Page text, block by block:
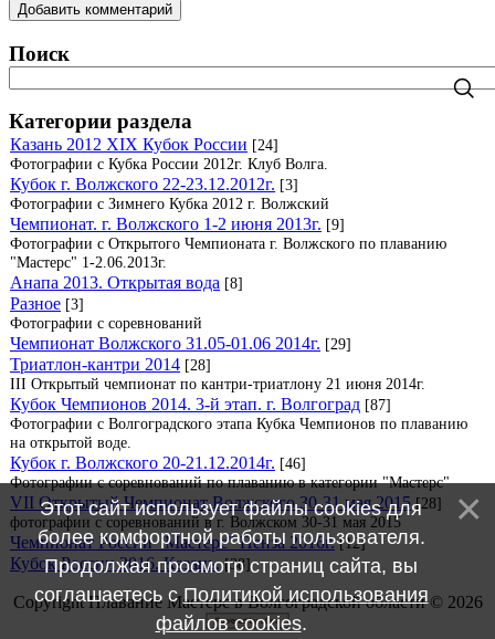
Добавить комментарий
Поиск
Категории раздела
Казань 2012 XIX Кубок России [24]
Фотографии с Кубка России 2012г. Клуб Волга.
Кубок г. Волжского 22-23.12.2012г. [3]
Фотографии с Зимнего Кубка 2012 г. Волжский
Чемпионат. г. Волжского 1-2 июня 2013г. [9]
Фотографии с Открытого Чемпионата г. Волжского по плаванию
"Мастерс" 1-2.06.2013г.
Анапа 2013. Открытая вода [8]
Разное [3]
Фотографии с соревнований
Чемпионат Волжского 31.05-01.06 2014г. [29]
Триатлон-кантри 2014 [28]
III Открытый чемпионат по кантри-триатлону 21 июня 2014г.
Кубок Чемпионов 2014. 3-й этап. г. Волгоград [87]
Фотографии с Волгоградского этапа Кубка Чемпионов по плаванию
на открытой воде.
Кубок г. Волжского 20-21.12.2014г. [46]
Фотографии с соревнований по плаванию в категории "Мастерс"
VII Открытый Чемпионат Волжского 30-31 мая 2015 [28]
фотографии с соревнований в г. Волжском 30-31 мая 2015
Чемпионат России "Мастерс" Пенза 2016г. [12]
Кубок России 2016. Казань. [38]
Copyright Плавание Мастерс в Волгоградской области © 2026
Этот сайт использует файлы cookies для
более комфортной работы пользователя.
Продолжая просмотр страниц сайта, вы
соглашаетесь сПолитикой использования
файлов cookies.